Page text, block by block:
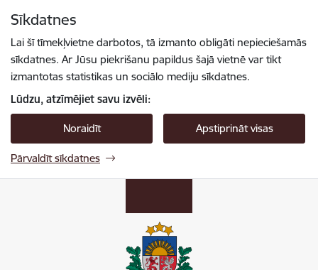
Sīkdatnes
Lai šī tīmekļvietne darbotos, tā izmanto obligāti nepieciešamās
sīkdatnes. Ar Jūsu piekrišanu papildus šajā vietnē var tikt
izmantotas statistikas un sociālo mediju sīkdatnes.
Lūdzu, atzīmējiet savu izvēli:
Noraidīt Apstiprināt visas
Pārvaldīt sīkdatnes